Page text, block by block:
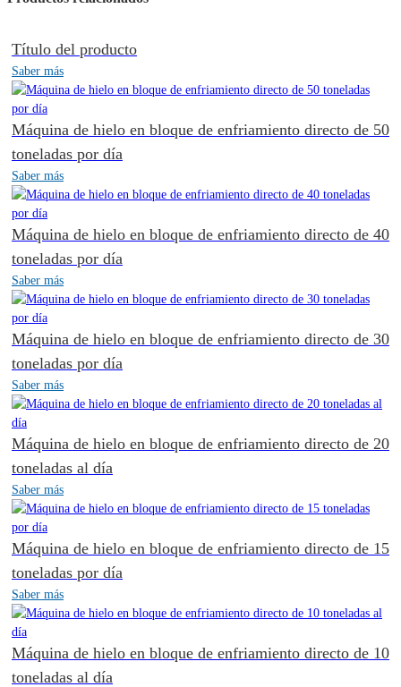
Título del producto
Saber más
Máquina de hielo en bloque de enfriamiento directo de 50
toneladas por día
Saber más
Máquina de hielo en bloque de enfriamiento directo de 40
toneladas por día
Saber más
Máquina de hielo en bloque de enfriamiento directo de 30
toneladas por día
Saber más
Máquina de hielo en bloque de enfriamiento directo de 20
toneladas al día
Saber más
Máquina de hielo en bloque de enfriamiento directo de 15
toneladas por día
Saber más
Máquina de hielo en bloque de enfriamiento directo de 10
toneladas al día